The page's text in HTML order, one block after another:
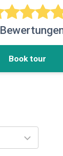
Book tour